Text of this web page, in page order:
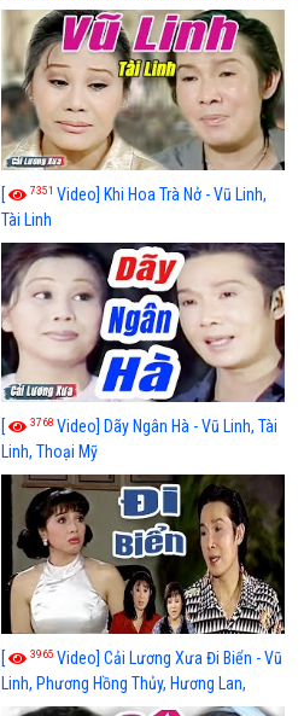
xã hội hay nhất
[ 7351 Video] Khi Hoa Trà Nở - Vũ Linh,
Tài Linh
[
3768 Video] Dãy Ngân Hà - Vũ Linh, Tài
Linh, Thoại Mỹ
[ 3965 Video] Cải Lương Xưa Đi Biển - Vũ
Linh, Phương Hồng Thủy, Hương Lan,
Thanh Hằng